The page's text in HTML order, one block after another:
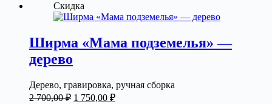
700,00 ₽.
несколько
Опции
можно
странице
товара.
Скидка
Ширма «Мама подземелья» —
дерево
Дерево, гравировка, ручная сборка
2 700,00₽ Первоначальная
1 750,00 ₽Текущая